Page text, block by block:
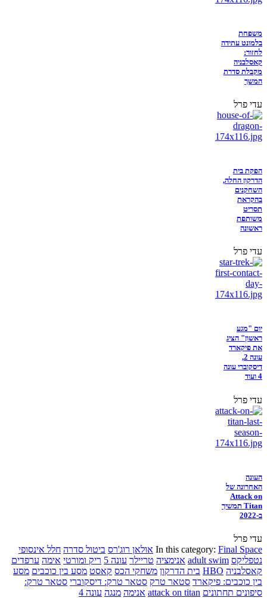
משפחת
בלמונט עתידה
לחזור:
קאסלבניה
מקבלת סדרת
המשך
עדי פרל
הפקת בית
הדרקון החלה,
השחקנים
בהקראת
תסריט
משותפת
ראשונה
עדי פרל
יום "מגע
ראשון" הציג
את פיקארד
עונה 2,
דיסקוברי עונה
4 ועוד
עדי פרל
העונה
האחרונה של
Attack on
Titan תמשיך
ב-2022
עדי פרל
In this category: Final Space אולאן רוג'רס ביטול סדרה חלל אינסופי
נטפליקס adult swim אנימציה טריילר עונה 5 ריק ומורטי אימה ערפדים
קאסלבניה HBO בית הדרקון משחקי הכס קאסט מסע בין כוכבים מסע
בין כוכבים: פיקארד סטאר טרק סטאר טרק: דיסקוברי סטאר טרק:
סיפונים תחתונים attack on titan אנימה מנגה עונה 4